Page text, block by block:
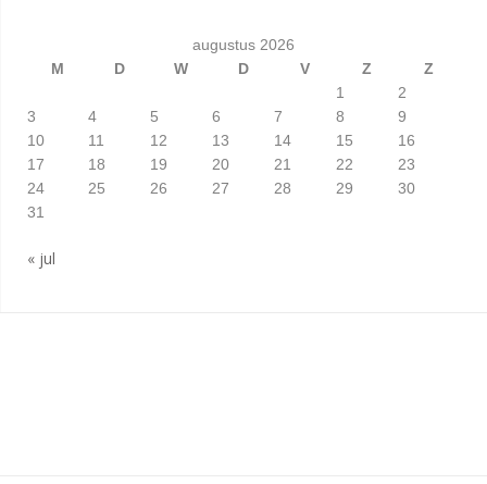
augustus 2026
M
D W D V Z
Z
1
2
3
4 5 6 7 8
9
10
11 12 13 14 15
16
17
18 19 20 21 22
23
24
25 26 27 28 29
30
31
« jul